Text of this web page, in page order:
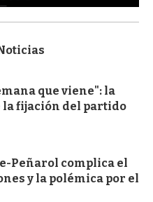
que viene": la
la fijación del partido
Peñarol complica el
y la polémica por el